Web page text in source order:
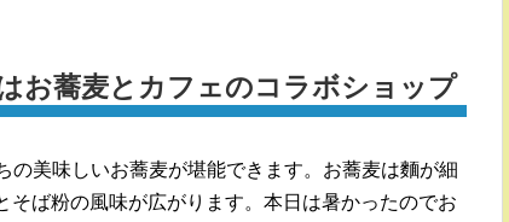
お蕎麦とカフェのコラボショップ
の美味しいお蕎麦が堪能できます。お蕎麦は麵が細
そば粉の風味が広がります。本日は暑かったのでお